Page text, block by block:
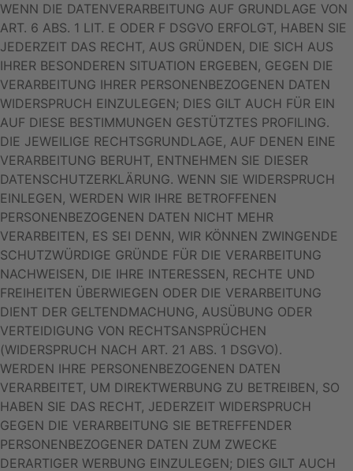
WENN DIE DATENVERARBEITUNG AUF GRUNDLAGE VON
ART. 6 ABS. 1 LIT. E ODER F DSGVO ERFOLGT, HABEN SIE
JEDERZEIT DAS RECHT, AUS GRÜNDEN, DIE SICH AUS
IHRER BESONDEREN SITUATION ERGEBEN, GEGEN DIE
VERARBEITUNG IHRER PERSONENBEZOGENEN DATEN
WIDERSPRUCH EINZULEGEN; DIES GILT AUCH FÜR EIN
AUF DIESE BESTIMMUNGEN GESTÜTZTES PROFILING.
DIE JEWEILIGE RECHTSGRUNDLAGE, AUF DENEN EINE
VERARBEITUNG BERUHT, ENTNEHMEN SIE DIESER
DATENSCHUTZERKLÄRUNG. WENN SIE WIDERSPRUCH
EINLEGEN, WERDEN WIR IHRE BETROFFENEN
PERSONENBEZOGENEN DATEN NICHT MEHR
VERARBEITEN, ES SEI DENN, WIR KÖNNEN ZWINGENDE
SCHUTZWÜRDIGE GRÜNDE FÜR DIE VERARBEITUNG
NACHWEISEN, DIE IHRE INTERESSEN, RECHTE UND
FREIHEITEN ÜBERWIEGEN ODER DIE VERARBEITUNG
DIENT DER GELTENDMACHUNG, AUSÜBUNG ODER
VERTEIDIGUNG VON RECHTSANSPRÜCHEN
(WIDERSPRUCH NACH ART. 21 ABS. 1 DSGVO).
WERDEN IHRE PERSONENBEZOGENEN DATEN
VERARBEITET, UM DIREKTWERBUNG ZU BETREIBEN, SO
HABEN SIE DAS RECHT, JEDERZEIT WIDERSPRUCH
GEGEN DIE VERARBEITUNG SIE BETREFFENDER
PERSONENBEZOGENER DATEN ZUM ZWECKE
DERARTIGER WERBUNG EINZULEGEN; DIES GILT AUCH